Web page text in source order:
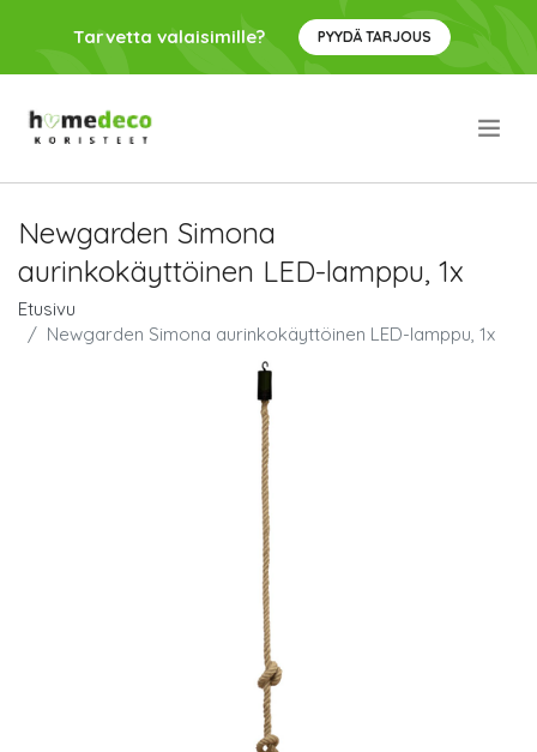
Tarvetta valaisimille? PYYDÄ TARJOUS
Newgarden Simona
aurinkokäyttöinen LED-lamppu, 1x
Etusivu
Newgarden Simona aurinkokäyttöinen LED-lamppu, 1x